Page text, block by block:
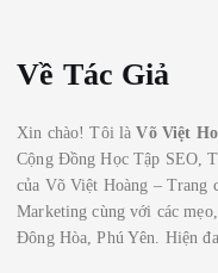
Về Tác Giả
Xin chào! Tôi làVõ Việt
Cộng Đồng Học Tập SEO,
của Võ Việt Hoàng – Trang
Marketing cùng với các
Đông Hòa, Phú Yên. Hiện